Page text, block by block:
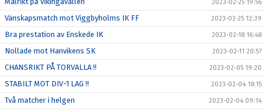
2023-02-25 19:56
Vänskapsmatch mot Viggbyholms IK FF 2023-02-25 12:39
Bra prestation av Enskede IK 2023-02-18 16:48
Nollade mot Hanvikens SK 2023-02-11 20:57
CHANSRIKT PÅ TORVALLA !! 2023-02-05 19:20
STABILT MOT DIV-1 LAG !! 2023-02-04 18:15
Två matcher i helgen 2023-02-04 09:14